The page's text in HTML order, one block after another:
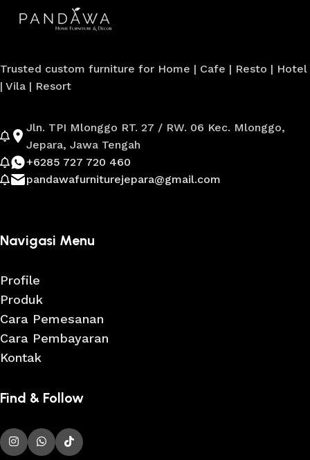
Trusted custom furniture for Home | Cafe | Resto | Hotel
| Vila | Resort
Jln. TPI Mlonggo RT. 27 / RW. 06 Kec. Mlonggo,
Jepara, Jawa Tengah
+6285 727 720 460
pandawafurniturejepara@gmail.com
Navigasi Menu
Profile
Produk
Cara Pemesanan
Cara Pembayaran
Kontak
Find & Follow